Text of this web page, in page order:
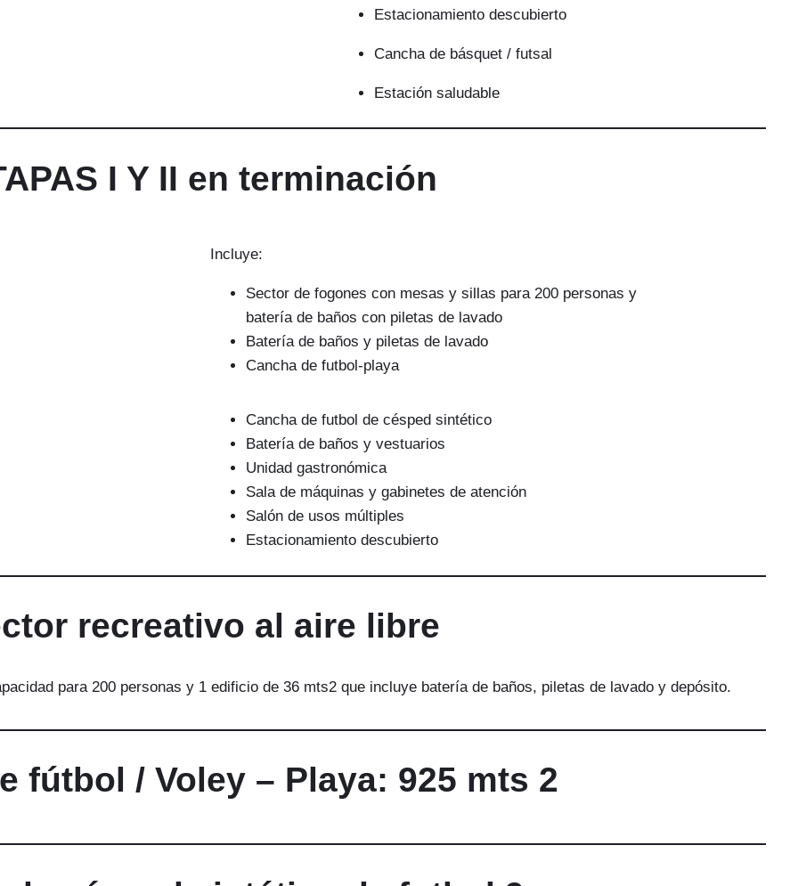
Estacionamiento descubierto
Cancha de básquet / futsal
Estación saludable
I Y II en terminación
Incluye:
Sector de fogones con mesas y sillas para 200 personas y
batería de baños con piletas de lavado
Batería de baños y piletas de lavado
Cancha de futbol-playa
Cancha de futbol de césped sintético
Batería de baños y vestuarios
Unidad gastronómica
Sala de máquinas y gabinetes de atención
Salón de usos múltiples
Estacionamiento descubierto
recreativo al aire libre
para 200 personas y 1 edificio de 36 mts2 que incluye batería de baños, piletas de lavado y depósito.
fútbol / Voley – Playa: 925 mts 2